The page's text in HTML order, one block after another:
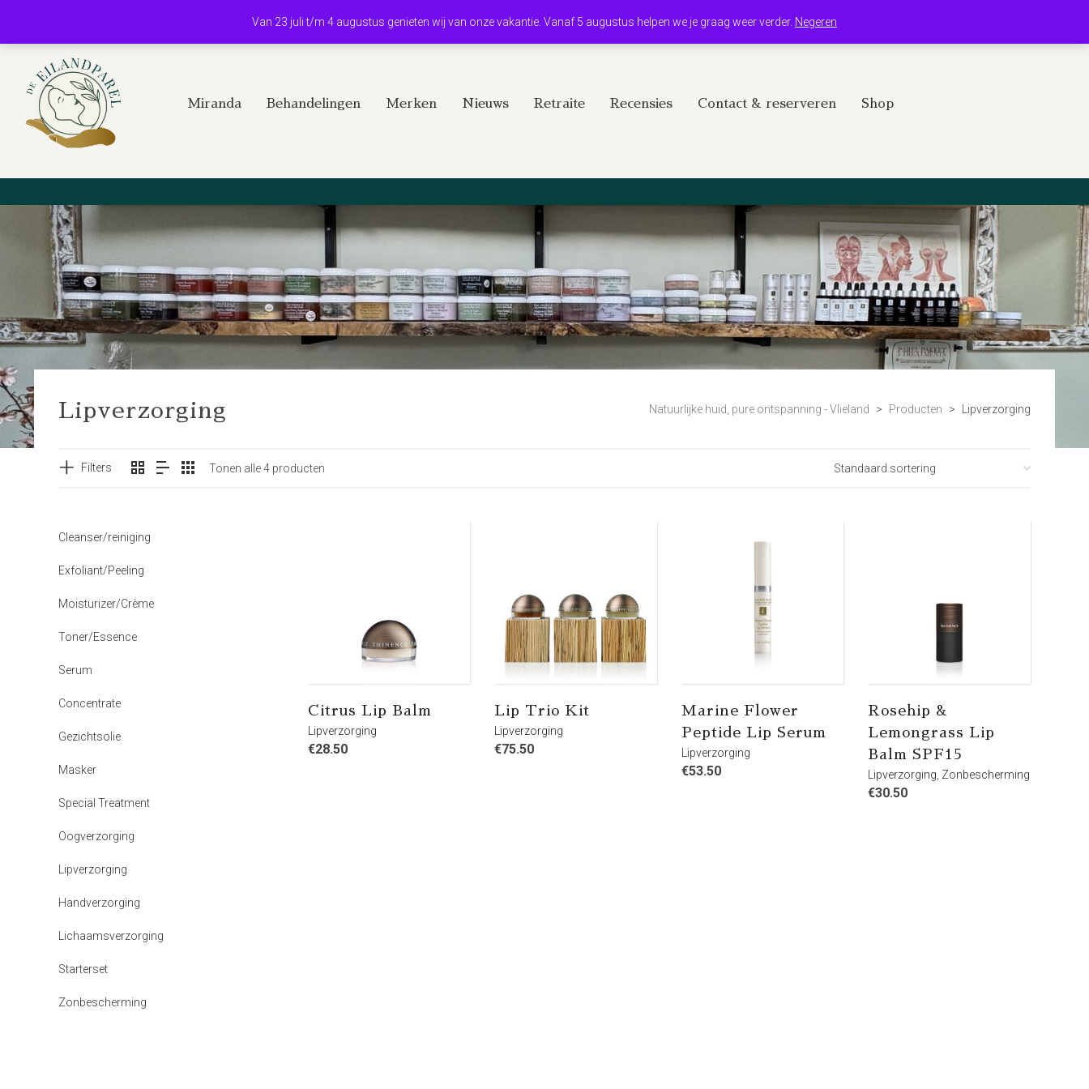
Van 23 juli t/m 4 augustus genieten wij van onze vakantie. Vanaf 5 augustus helpen we je graag weer verder. Negeren
Miranda Behandelingen Merken Nieuws Retraite Recensies Contact & reserveren Shop
Lipverzorging Natuurlijke huid, pure ontspanning - Vlieland > Producten > Lipverzorging
Filters Tonen alle 4 producten
Citrus Lip Balm
Lipverzorging
€28.50
Lip Trio Kit
Lipverzorging
€75.50
Marine Flower
Peptide Lip Serum
Lipverzorging
€53.50
Rosehip &
Lemongrass Lip
Balm SPF15
Lipverzorging Zonbescherming
€30.50
Cleanser/reiniging
Exfoliant/Peeling
Moisturizer/Crème
Toner/Essence
Serum
Concentrate
Gezichtsolie
Masker
Special Treatment
Oogverzorging
Lipverzorging
Handverzorging
Lichaamsverzorging
Starterset
Zonbescherming